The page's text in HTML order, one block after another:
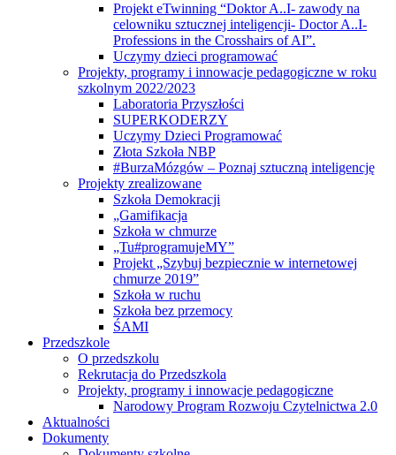
Projekt eTwinning “Doktor A..I- zawody na
celowniku sztucznej inteligencji- Doctor A..I-
Professions in the Crosshairs of AI”.
Uczymy dzieci programować
Projekty, programy i innowacje pedagogiczne w roku
szkolnym 2022/2023
Laboratoria Przyszłości
SUPERKODERZY
Uczymy Dzieci Programować
Złota Szkoła NBP
#BurzaMózgów – Poznaj sztuczną inteligencję
Projekty zrealizowane
Szkoła Demokracji
„Gamifikacja
Szkoła w chmurze
„Tu#programujeMY”
Projekt „Szybuj bezpiecznie w internetowej
chmurze 2019”
Szkoła w ruchu
Szkoła bez przemocy
ŚAMI
Przedszkole
O przedszkolu
Rekrutacja do Przedszkola
Projekty, programy i innowacje pedagogiczne
Narodowy Program Rozwoju Czytelnictwa 2.0
Aktualności
Dokumenty